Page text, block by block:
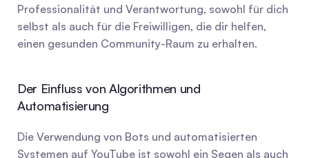
Professionalität und Verantwortung, sowohl für dich
selbst als auch für die Freiwilligen, die dir helfen,
einen gesunden Community-Raum zu erhalten.
Der Einfluss von Algorithmen und
Automatisierung
Die Verwendung von Bots und automatisierten
Systemen auf YouTube ist sowohl ein Segen als auch